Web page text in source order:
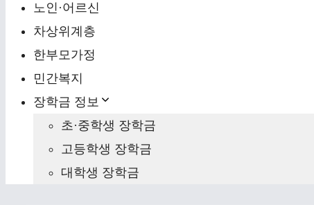
노인·어르신
차상위계층
한부모가정
민간복지
장학금 정보
초·중학생 장학금
고등학생 장학금
대학생 장학금